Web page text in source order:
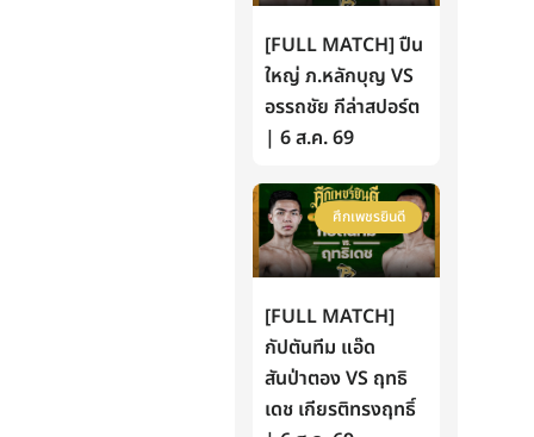
[FULL MATCH] ปืน
ใหญ่ ภ.หลักบุญ VS
อรรถชัย กีล่าสปอร์ต
| 6 ส.ค. 69
ศึกเพชรยินดี
[FULL MATCH]
กัปตันทีม แอ๊ด
สันป่าตอง VS ฤทธิ
เดช เกียรติทรงฤทธิ์